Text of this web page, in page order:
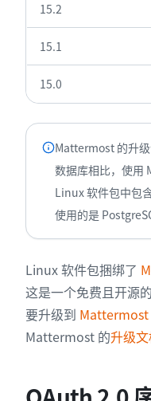
15.2
15.1
15.0
Mattermost 的升
数据库相比，使用
Linux 软件包中包
使用的是
Linux 软件包捆绑了
这是一个免费且开源
要升级到
Mattermost 的升级